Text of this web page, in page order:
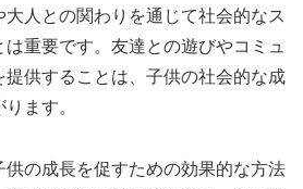
人との関わりを通じて社会的なス
重要です。友達との遊びやコミュ
提供することは、子供の社会的な成
ます。
供の成長を促すための効果的な方法